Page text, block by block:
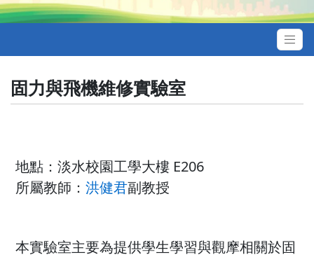
固力與飛機維修實驗室
地點：淡水校園工學大樓 E206
所屬教師：洪健君副教授
本實驗室主要為提供學生學習與觀摩相關於固